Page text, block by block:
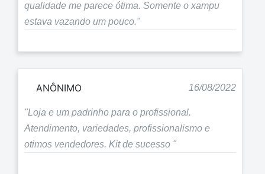
qualidade me parece ótima. Somente o xampu
estava vazando um pouco."
ANÔNIMO 16/08/2022
"Loja e um padrinho para o profissional.
Atendimento, variedades, profissionalismo e
otimos vendedores. Kit de sucesso "